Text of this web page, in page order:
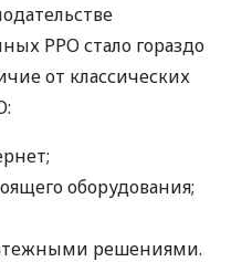
РРО стало гораздо
от классических
оборудования;
решениями.